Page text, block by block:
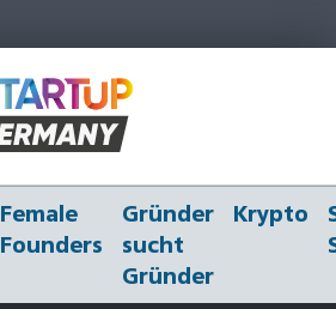
Female
Founders
Gründer
sucht
Gründer
Krypto